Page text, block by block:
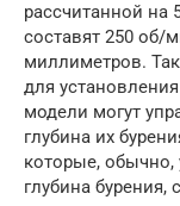
рассчитанной
составят 250 об/
миллиметров.
для
модели могут
глубина их
которые, обычно,
глубина бурения,